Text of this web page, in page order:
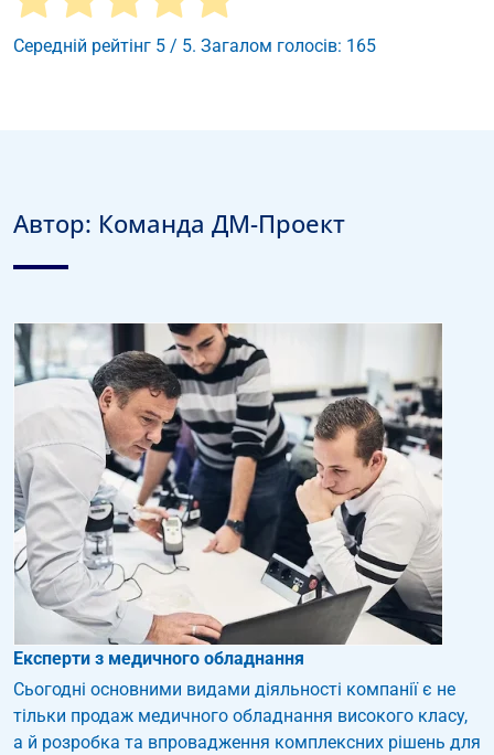
Середній рейтінг 5 / 5. Загалом голосів: 165
Автор: Команда ДМ-Проект
Експерти з медичного обладнання
Сьогодні основними видами діяльності компанії є не
тільки продаж медичного обладнання високого класу,
а й розробка та впровадження комплексних рішень для